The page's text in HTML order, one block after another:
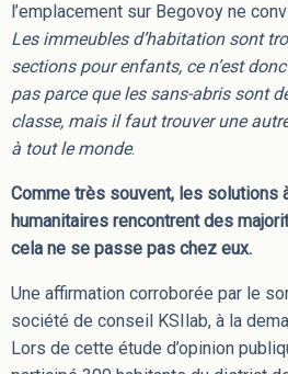
l’emplacement sur Begovoy ne
Les immeubles d’habitation sont
sections pour enfants, ce n’est
pas parce que les sans-abris sont
classe, mais il faut trouver une
à tout le monde.
Comme très souvent, les solutions
humanitaires rencontrent des
cela ne se passe pas chez eux.
Une affirmation corroborée par le
société de conseil KSIlab, à la
Lors de cette étude d’opinion